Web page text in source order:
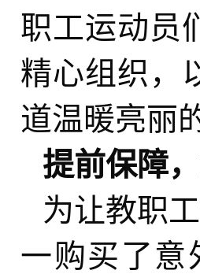
职工运动员
精心组织，
道温暖亮丽
提前保障
为让教职
一购买了意